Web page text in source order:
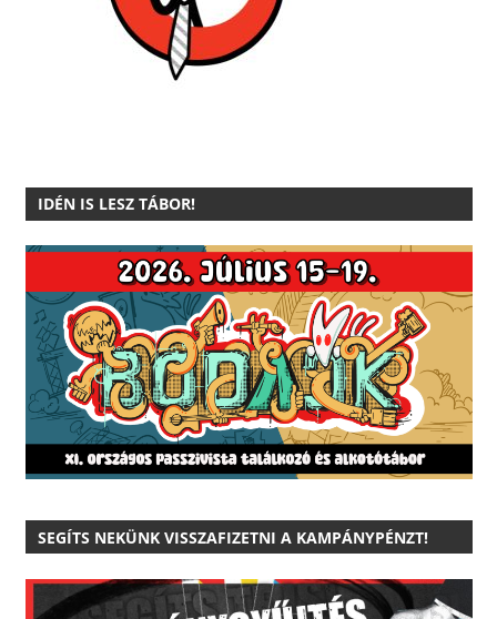
IDÉN IS LESZ TÁBOR!
SEGÍTS NEKÜNK VISSZAFIZETNI A KAMPÁNYPÉNZT!